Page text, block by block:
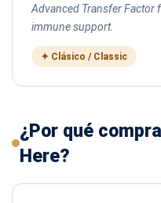
Advanced Transfer
immune support.
✦ Clásico / Classic
¿Por qué
Here?